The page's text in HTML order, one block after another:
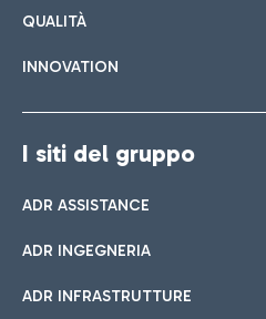
QUALITÀ
INNOVATION
I siti del gruppo
ADR ASSISTANCE
ADR INGEGNERIA
ADR INFRASTRUTTURE